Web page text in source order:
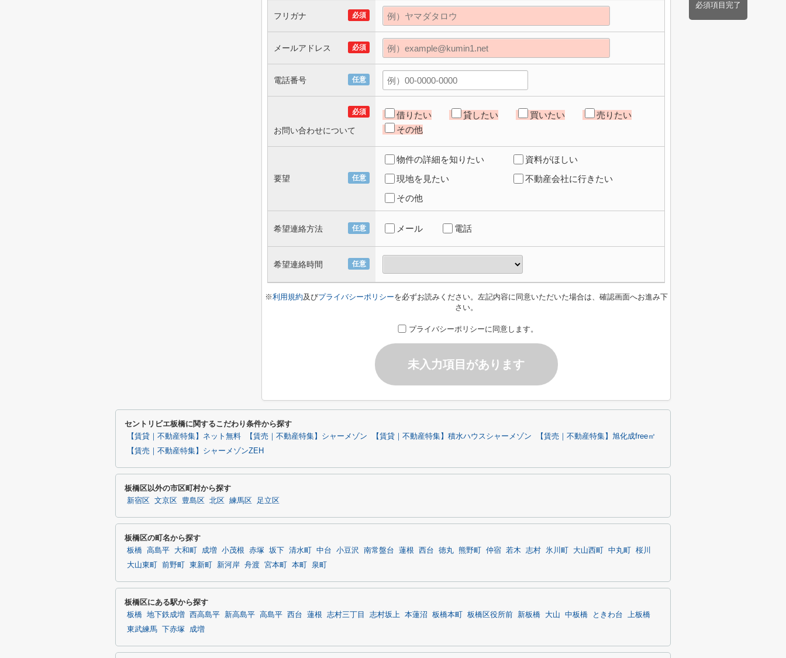
必須項目完了
必須
フリガナ
必須
メールアドレス
任意
電話番号
必須
お問い合わせについて
借りたい 貸したい 買いたい
売りたい
その他
任意
要望
物件の詳細を知りたい
資料がほしい
現地を見たい
不動産会社に行きたい
その他
任意
希望連絡方法 メール 電話
任意
希望連絡時間
※利用規約及びプライバシーポリシーを必ずお読みください。左記内容に同意いただいた場合は、確認画面へお進み下
さい。
プライバシーポリシーに同意します。
未入力項目があります
セントリビエ板橋に関するこだわり条件から探す
【賃貸｜不動産特集】ネット無料 【賃売｜不動産特集】シャーメゾン 【賃貸｜不動産特集】積水ハウスシャーメゾン
【賃売｜不動産特集】旭化成free㎡
【賃売｜不動産特集】シャーメゾンZEH
板橋区以外の市区町村から探す
新宿区 文京区 豊島区 北区 練馬区 足立区
板橋区の町名から探す
板橋 高島平 大和町 成増 小茂根 赤塚 坂下 清水町 中台 小豆沢 南常盤台 蓮根 西台 徳丸 熊野町 仲宿 若木 志村 氷川町 大山西町 中丸町
桜川
大山東町
前野町 東新町 新河岸 舟渡 宮本町 本町 泉町
板橋区にある駅から探す
板橋 地下鉄成増 西高島平 新高島平 高島平 西台 蓮根 志村三丁目 志村坂上 本蓮沼 板橋本町 板橋区役所前 新板橋 大山 中板橋 ときわ台
上板橋
東武練馬
下赤塚 成増